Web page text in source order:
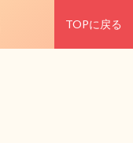
TOPに戻る